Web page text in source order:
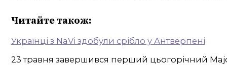
Читайте також:
Українці з NaVi здобули срібло у Антверпені
23 травня завершився перший цьогорічний